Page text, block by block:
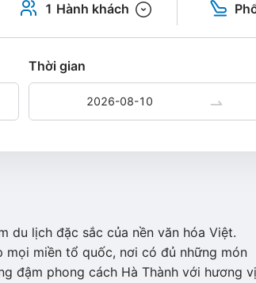
1 Hành khách
Thời gian
du lịch đặc sắc của nền văn hóa Việt.
miền tổ quốc, nơi có đủ những món
đậm phong cách Hà Thành với hương vị